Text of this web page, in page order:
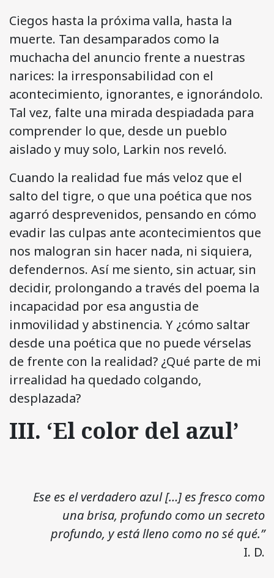
Ciegos hasta la próxima valla, hasta la
muerte. Tan desamparados como la
muchacha del anuncio frente a nuestras
narices: la irresponsabilidad con el
acontecimiento, ignorantes, e ignorándolo.
Tal vez, falte una mirada despiadada para
comprender lo que, desde un pueblo
aislado y muy solo, Larkin nos reveló.
Cuando la realidad fue más veloz que el
salto del tigre, o que una poética que nos
agarró desprevenidos, pensando en cómo
evadir las culpas ante acontecimientos que
nos malogran sin hacer nada, ni siquiera,
defendernos. Así me siento, sin actuar, sin
decidir, prolongando a través del poema la
incapacidad por esa angustia de
inmovilidad y abstinencia. Y ¿cómo saltar
desde una poética que no puede vérselas
de frente con la realidad? ¿Qué parte de mi
irrealidad ha quedado colgando,
desplazada?
III. ‘El color del azul’
Ese es el verdadero azul […] es fresco como
una brisa, profundo como un secreto
profundo, y está lleno como no sé qué.”
I. D.